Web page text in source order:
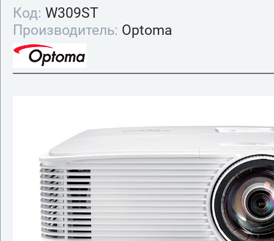
Код: W309ST
Производитель: Optoma